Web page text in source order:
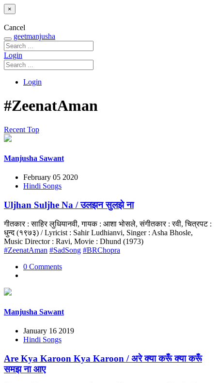
×
Cancel
geetmanjusha
Login
Login
#ZeenatAman
Recent Top
Manjusha Sawant
February 05 2020
Hindi Songs
Uljhan Suljhe Na / उलझन सुलझे ना
गीतकार : साहिर लुधियानवी, गायक : आशा भोसले, संगीतकार : रवी, चित्रपट :
धुन्द (१९७३) / Lyricist : Sahir Ludhianvi, Singer : Asha Bhosle,
Music Director : Ravi, Movie : Dhund (1973)
#ZeenatAman #SadSong #BRChopra
0 Comments
Manjusha Sawant
January 16 2019
Hindi Songs
Are Kya Karoon Kya Karoon / अरे क्या करूँ क्या करूँ
समझ ना आए